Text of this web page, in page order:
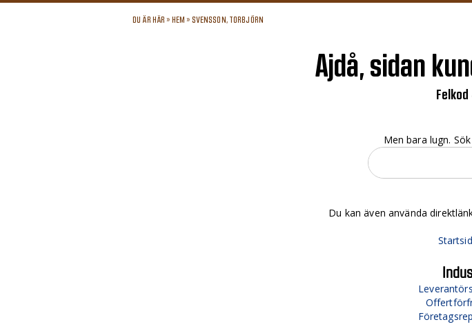
DU ÄR HÄR » HEM » SVENSSON, TORBJÖRN
Ajdå, sidan
Men bara lugn.
Du kan även använda